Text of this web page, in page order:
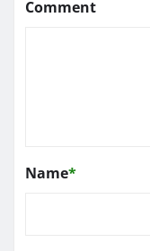
Comment
Name*